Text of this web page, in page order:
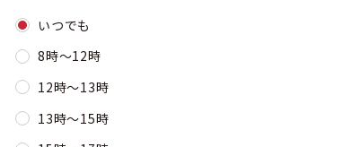
いつでも
8時～12時
12時～13時
13時～15時